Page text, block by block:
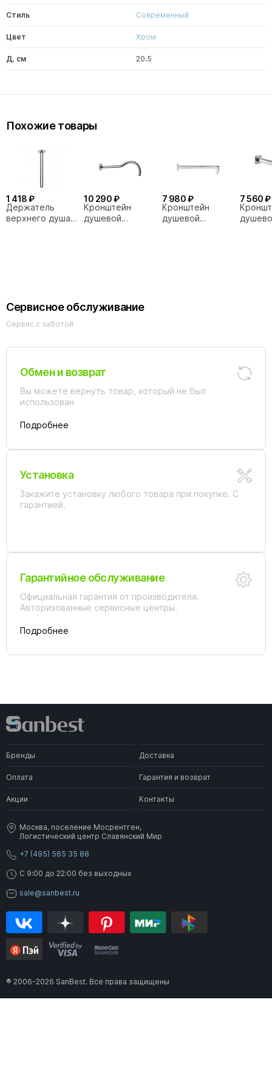
Стиль Современный
Цвет Хром
Д, см 20.5
Похожие товары
1 418 ₽
Держатель
верхнего душа
10 290 ₽
Кронштейн
душевой
7 980 ₽
Кронштейн
душевой
7 560 ₽
Сервисное обслуживание
Сервис с заботой
Обмен и возврат
Вы можете вернуть товар, который не был
использован
Подробнее
Установка
Закажите установку любого товара при покупке. С
гарантией.
Гарантийное обслуживание
Официальная гарантия от производителя.
Авторизованные сервисные центры.
Подробнее
Бренды Доставка
Оплата Гарантия и возврат
Акции Контакты
Москва, поселение Мосрентген,
Логистический центр Славянский Мир
+7 (495) 565 35 88
C 9:00 до 22:00 без выходных
sale@sanbest.ru
® 2006-2026 SanBest. Все права защищены